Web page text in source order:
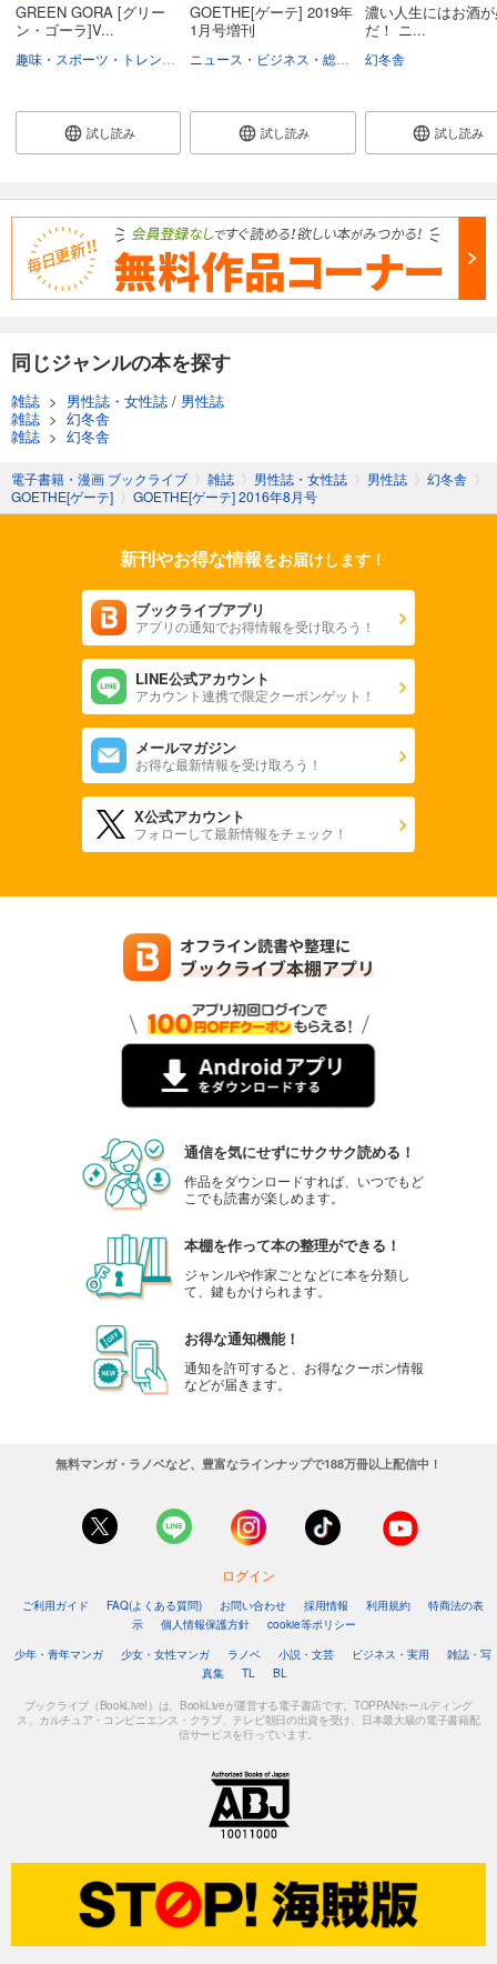
999円 (税込)
GOETHE[ゲーテ] 2024年5月号
試し読み
あらすじを表示する
GOETHE[ゲーテ] 2024年4月号
999円 (税込)
GOETHE[ゲーテ] 2024年2月号
あらすじを表示する
GOETHE[ゲーテ] 2024年1月号
999円 (税込)
あらすじを表示する
GOETHE[ゲーテ] 2023年12月号
999円 (税込)
あらすじを表示する
GOETHE[ゲーテ] 2023年11月号
あらすじを表示する
GOETHE[ゲーテ] 2023年10月号
999円 (税込)
あらすじを表示する
カート
あらすじを表示する
GOETHE[ゲーテ] 2023年8月号
999 円 (税込)
GOETHE[ゲーテ] 2023年7月号
GOETHE[ゲーテ] 2023年6月号
999円 (税込)
GREEN GORA [グリー
ン・ゴーラ]V...
スポーツ
試し読み
GOETHE[ゲーテ] 2019年
1月号増刊
総合
試し読み
濃い人生にはお酒
だ！ ニ...
幻冬舎
試し読み
同じジャンルの本を探す
雑誌 > 男性誌・女性誌 / 男性誌
雑誌 > 幻冬舎
雑誌 > 幻冬舎
電子書籍・漫画 ブックライブ 〉 雑誌 〉 男性誌・女性誌 〉 男性誌 〉 幻冬舎 〉
GOETHE[ゲーテ] 〉 GOETHE[ゲーテ] 2016年8月号
新刊やお得な情報をお届けします！
ブックライブアプリ
アプリの通知でお得情報を受け取ろう！
LINE公式アカウント
アカウント連携で限定クーポンゲット！
メールマガジン
お得な最新情報を受け取ろう！
X公式アカウント
フォローして最新情報をチェック！
通信を気にせずにサクサク読める！
作品をダウンロードすれば、いつでもど
こでも読書が楽しめます。
本棚を作って本の整理ができる！
ジャンルや作家ごとなどに本を分類し
て、鍵もかけられます。
お得な通知機能！
通知を許可すると、お得なクーポン情報
などが届きます。
無料マンガ・ラノベなど、豊富なラインナップで188万冊以上配信中！
ログイン
ご利用ガイド FAQ(よくある質問) お問い合わせ 採用情報 利用規約
特商法の表
示
個人情報保護方針
cookie等ポリシー
少年・青年マンガ
少女・女性マンガ ラノベ 小説・文芸 ビジネス・実用
雑誌・写
真集
TL BL
ブックライブ（BookLive!）は、BookLiveが運営する電子書店です。TOPPANホールディング
ス、カルチュア・コンビニエンス・クラブ、テレビ朝日の出資を受け、日本最大級の電子書籍配
信サービスを行っています。